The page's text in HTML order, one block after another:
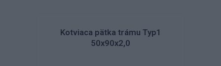
Kotviaca pätka trámu Typ1
50x90x2,0